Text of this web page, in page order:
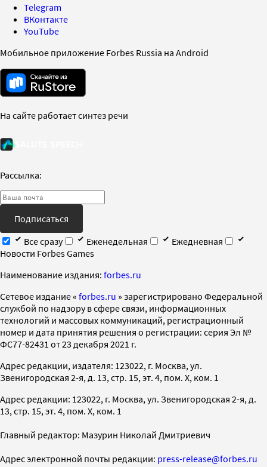
Telegram
ВКонтакте
YouTube
Мобильное приложение Forbes Russia на Android
На сайте работает синтез речи
Рассылка:
Подписаться
Все сразу
Еженедельная
Ежедневная
Новости Forbes Games
Наименование издания: forbes.ru
Cетевое издание « forbes.ru » зарегистрировано Федеральной
службой по надзору в сфере связи, информационных
технологий и массовых коммуникаций, регистрационный
номер и дата принятия решения о регистрации: серия Эл №
ФС77-82431 от 23 декабря 2021 г.
Адрес редакции, издателя: 123022, г. Москва, ул.
Звенигородская 2-я, д. 13, стр. 15, эт. 4, пом. X, ком. 1
Адрес редакции: 123022, г. Москва, ул. Звенигородская 2-я, д.
13, стр. 15, эт. 4, пом. X, ком. 1
Главный редактор: Мазурин Николай Дмитриевич
Адрес электронной почты редакции: press-release@forbes.ru